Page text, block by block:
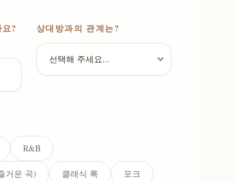
?
상대방과의 관계는?
R&B
거운 곡) 클래식 록 포크